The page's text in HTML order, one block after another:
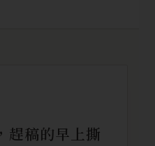
趕稿的早上撕